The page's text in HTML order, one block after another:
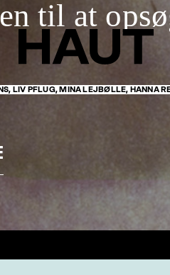
til at
LIV PFLUG, MINA LEJBØLLE, HANNA